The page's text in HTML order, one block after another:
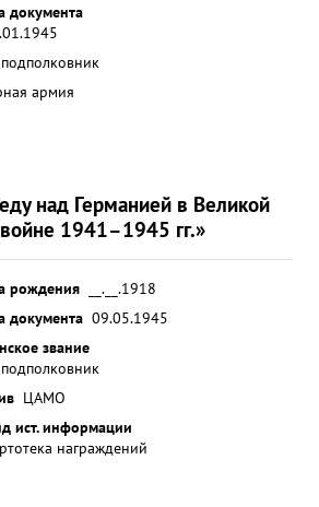
документа
подполковник
армия
над Германией в Великой
1941–1945 гг.»
рождения
__.__.1918
документа 09.05.1945
звание
подполковник
ЦАМО
ист. информации
награждений